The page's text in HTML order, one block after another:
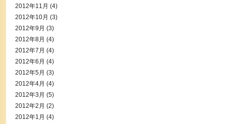
2012年11月 (4)
2012年10月 (3)
2012年9月 (3)
2012年8月 (4)
2012年7月 (4)
2012年6月 (4)
2012年5月 (3)
2012年4月 (4)
2012年3月 (5)
2012年2月 (2)
2012年1月 (4)